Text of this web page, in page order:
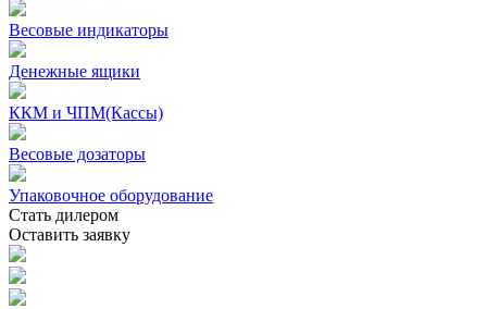
Весовые индикаторы
Денежные ящики
ККМ и ЧПМ(Кассы)
Весовые дозаторы
Упаковочное оборудование
Стать дилером
Оставить заявку